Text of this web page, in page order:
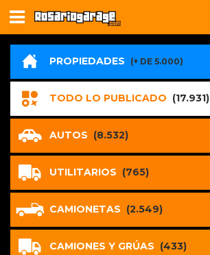
PROPIEDADES (+ DE 5.000)
TODO LO PUBLICADO (17.931)
AUTOS (8.532)
UTILITARIOS (765)
CAMIONETAS (2.549)
CAMIONES Y GRÚAS (433)